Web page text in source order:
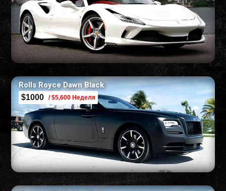
Rolls Royce Dawn Black
$1000 / $5,600 Неделя